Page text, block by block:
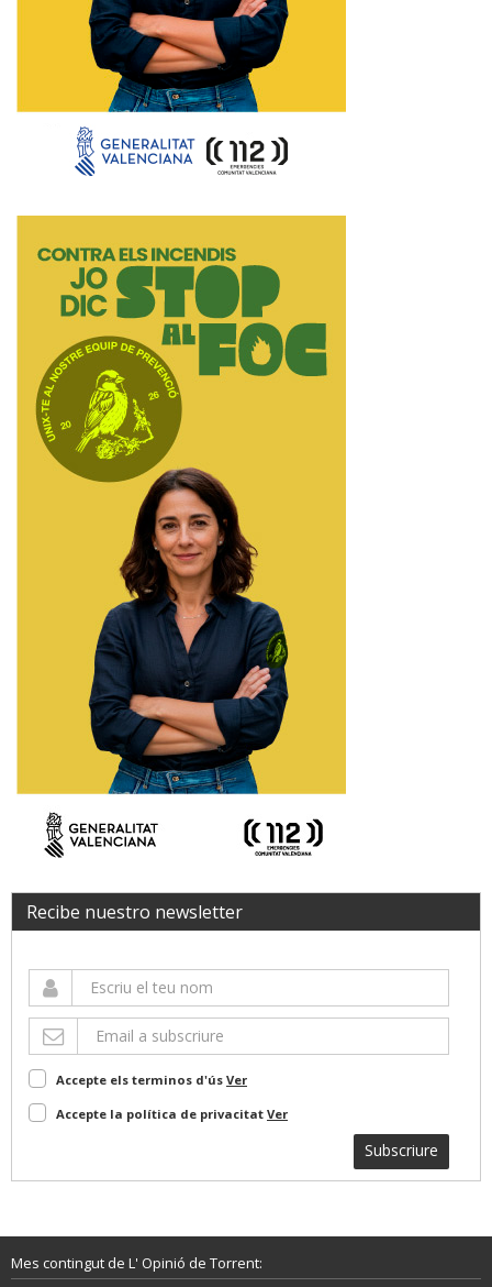
Recibe nuestro newsletter
Accepte els terminos d'ús Ver
Accepte la política de privacitat Ver
Subscriure
Mes contingut de L' Opinió de Torrent: